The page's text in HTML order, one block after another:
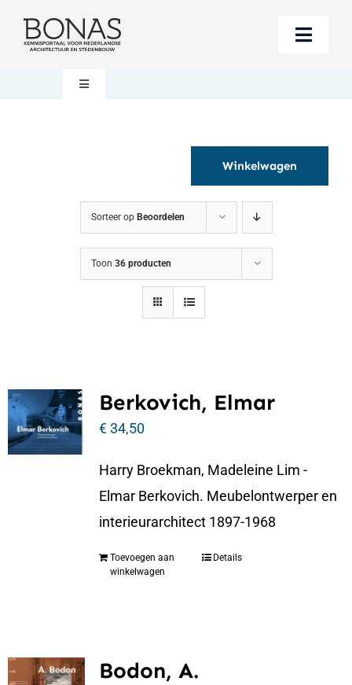
naar
Toggle
Berichten
Steun BONAS
Toggle
Winkelwagen
Sorteer op Beoordelen
Toon 36 producten
Berkovich, Elmar
€34,50
Harry Broekman, Madeleine Lim -
Elmar Berkovich. Meubelontwerper en
interieurarchitect 1897-1968
Toevoegen aan
winkelwagen
Details
Bodon, A.